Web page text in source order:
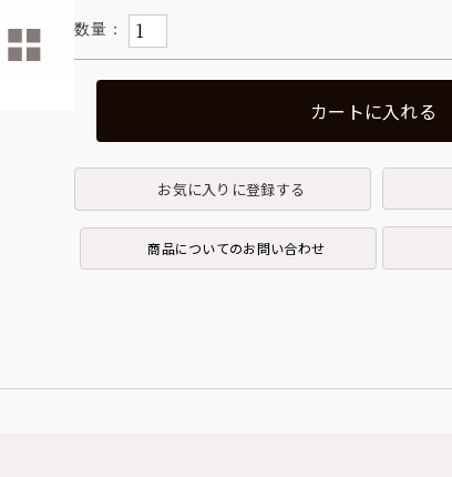
カートに入れる
お気に入りに登録する
商品についてのお問い合わせ